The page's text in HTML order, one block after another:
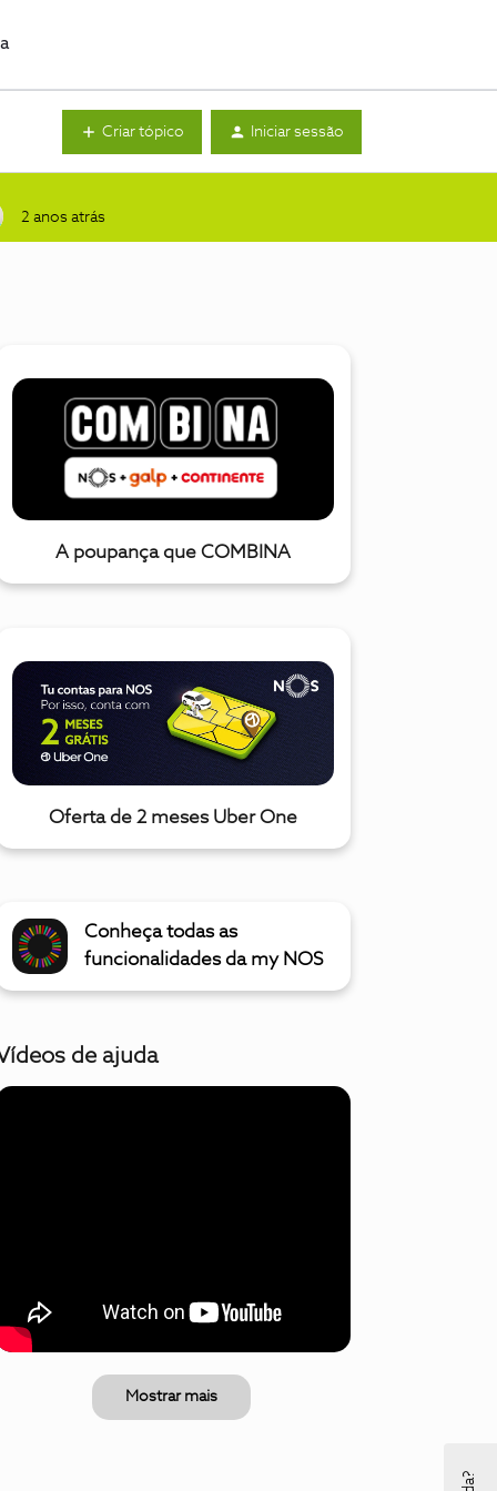
Criar tópico Iniciar sessão
2 anos atrás
A poupança que COMBINA
Oferta de 2 meses Uber One
Conheça todas as
funcionalidades da my NOS
de ajuda
Mostrar mais